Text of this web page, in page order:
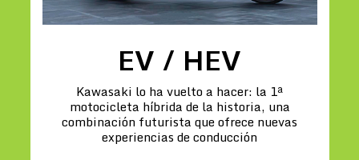
EV / HEV
Kawasaki lo ha vuelto a hacer: la 1ª
motocicleta híbrida de la historia, una
combinación futurista que ofrece nuevas
experiencias de conducción